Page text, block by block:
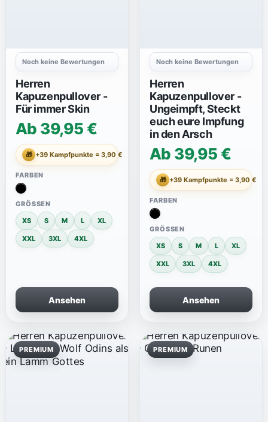
Noch keine Bewertungen
Herren
Kapuzenpullover -
Für immer Skin
Ab 39,95 €
🎁 +39 Kampfpunkte = 3,90 €
FARBEN
GRÖSSEN
XS
S M L XL
XXL 3XL 4XL
Ansehen
Noch keine Bewertungen
Herren
Kapuzenpullover -
Ungeimpft, Steckt
euch eure Impfung
in den Arsch
Ab 39,95 €
🎁 +39 Kampfpunkte = 3,90 €
FARBEN
GRÖSSEN
XS
S M L XL
XXL 3XL 4XL
Ansehen
PREMIUM PREMIUM